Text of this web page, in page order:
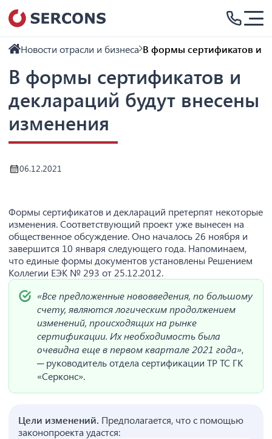
Новости отрасли и бизнеса В формы сертификатов и
В формы сертификатов и
деклараций будут внесены
изменения
06.12.2021
Формы сертификатов и деклараций претерпят некоторые
изменения. Соответствующий проект уже вынесен на
общественное обсуждение. Оно началось 26 ноября и
завершится 10 января следующего года. Напоминаем,
что единые формы документов установлены Решением
Коллегии ЕЭК № 293 от 25.12.2012.
«Все предложенные нововведения, по большому
счету, являются логическим продолжением
изменений, происходящих на рынке
сертификации. Их необходимость была
очевидна еще в первом квартале 2021 года»,
─ руководитель отдела сертификации ТР ТС ГК
«Серконс».
Цели изменений. Предполагается, что с помощью
законопроекта удастся: